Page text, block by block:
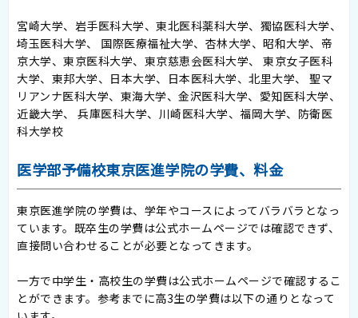
宮崎大学、岩手医科大学、東北医科薬科大学、獨協医科大学、
埼玉医科大学、 国際医療福祉大学、杏林大学、昭和大学、帝
京大学、東京医科大学、東京慈恵会医科大学、 東京女子医科
大学、東邦大学、日本大学、日本医科大学、北里大学、 聖マ
リアンナ医科大学、東海大学、金沢医科大学、愛知医科大学、
近畿大学、 兵庫医科大学、川崎医科大学、福岡大学、防衛医
科大学校
医学部予備校東京医進学院の学費、料金
東京医進学院の学費は、学年やコースによってバラバラとなっ
ています。既卒生の学費は公式ホームページでは確認できず、
直接問い合わせることが必要となってきます。
一方で中学生・高校生の学費は公式ホームページで確認するこ
とができます。参考までに高3生の学費は以下の通りとなって